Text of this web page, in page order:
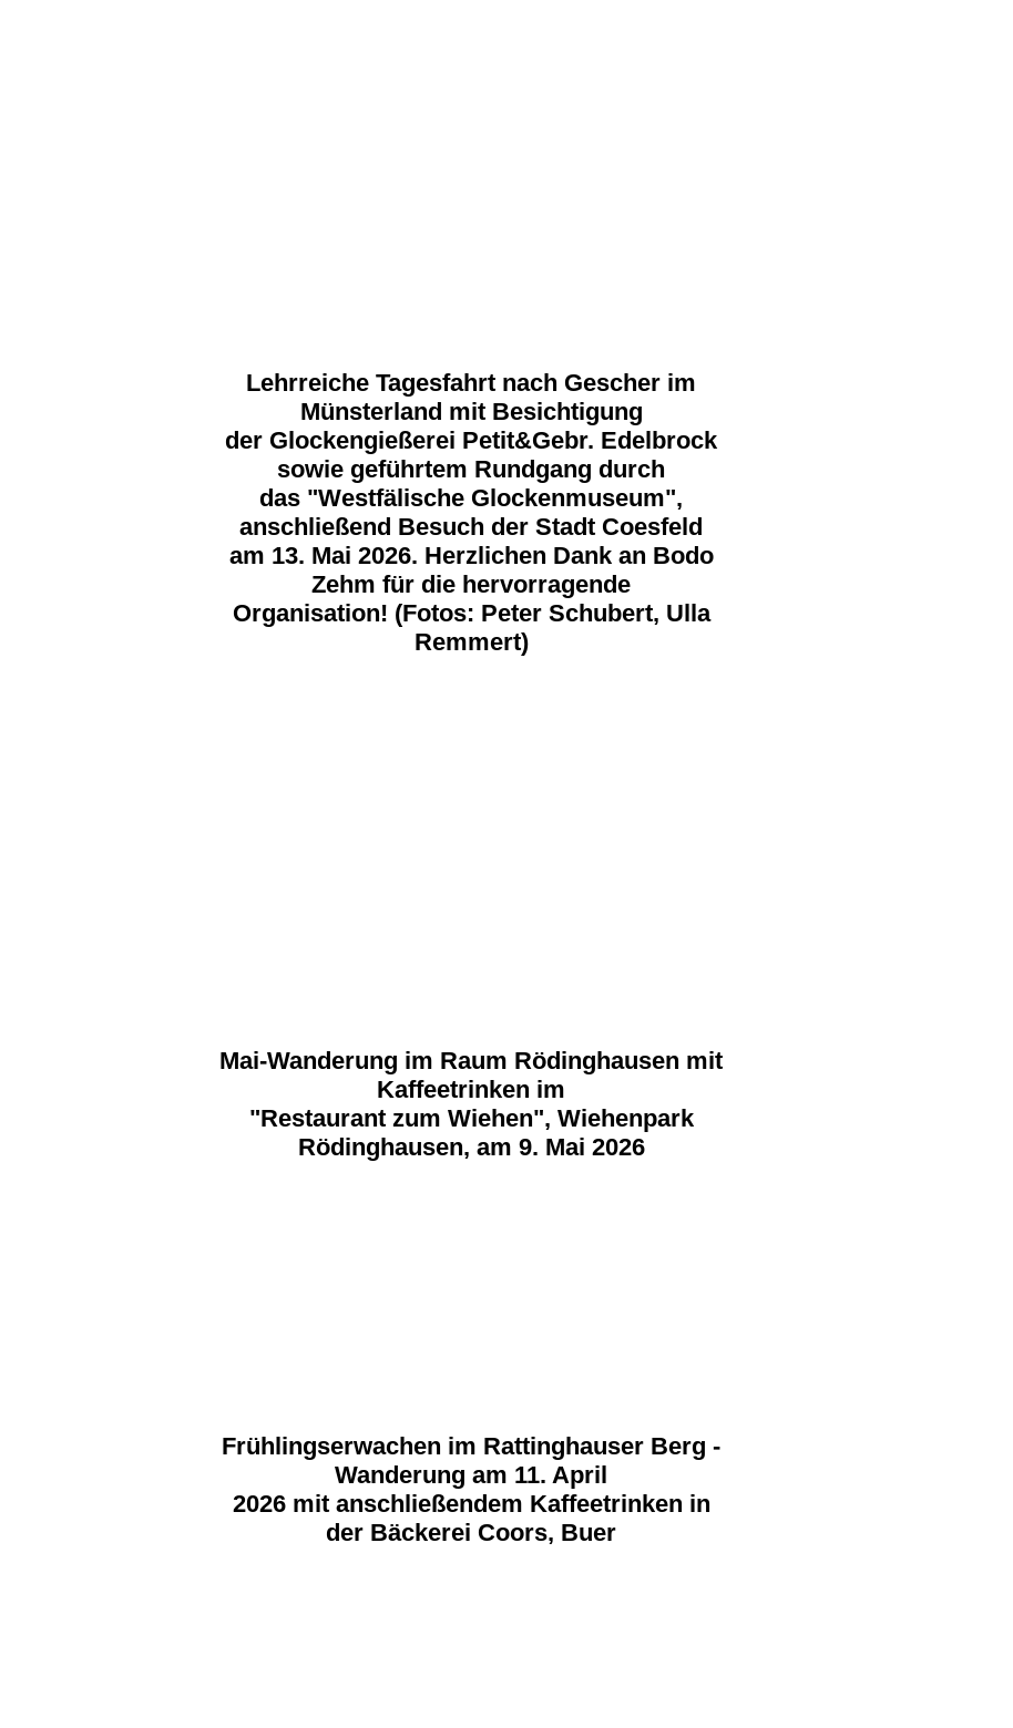
Lehrreiche Tagesfahrt nach Gescher im
Münsterland mit Besichtigung
der Glockengießerei Petit&Gebr. Edelbrock
sowie geführtem Rundgang durch
das "Westfälische Glockenmuseum",
anschließend Besuch der Stadt Coesfeld
am 13. Mai 2026. Herzlichen Dank an Bodo
Zehm für die hervorragende
Organisation! (Fotos: Peter Schubert, Ulla
Remmert)
Mai-Wanderung im Raum Rödinghausen mit
Kaffeetrinken im
"Restaurant zum Wiehen", Wiehenpark
Rödinghausen, am 9. Mai 2026
Frühlingserwachen im Rattinghauser Berg -
Wanderung am 11. April
2026 mit anschließendem Kaffeetrinken in
der Bäckerei Coors, Buer